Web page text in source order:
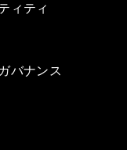
ィティ
バナンス